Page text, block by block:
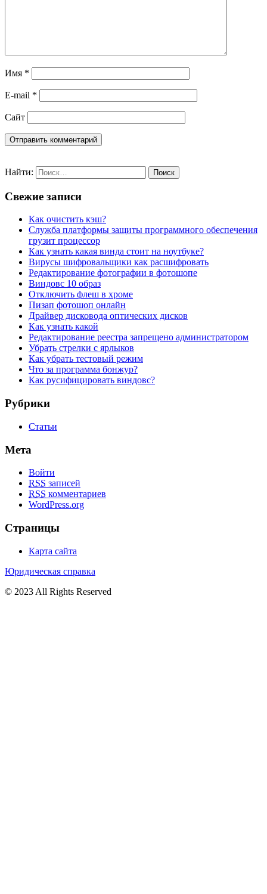
Имя *
E-mail *
Сайт
Найти:
Свежие записи
Как очистить кэш?
Служба платформы защиты программного обеспечения
грузит процессор
Как узнать какая винда стоит на ноутбуке?
Вирусы шифровальщики как расшифровать
Редактирование фотографии в фотошопе
Виндовс 10 образ
Отключить флеш в хроме
Пизап фотошоп онлайн
Драйвер дисковода оптических дисков
Как узнать какой
Редактирование реестра запрещено администратором
Убрать стрелки с ярлыков
Как убрать тестовый режим
Что за программа бонжур?
Как русифицировать виндовс?
Рубрики
Статьи
Мета
Войти
RSS записей
RSS комментариев
WordPress.org
Страницы
Карта сайта
Юридическая справка
© 2023 All Rights Reserved